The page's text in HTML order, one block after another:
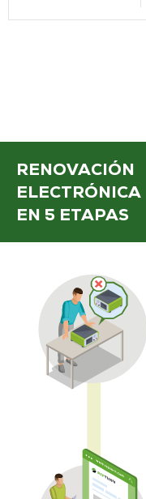
RENOVACIÓN
ELECTRÓNICA
EN 5 ETAPAS